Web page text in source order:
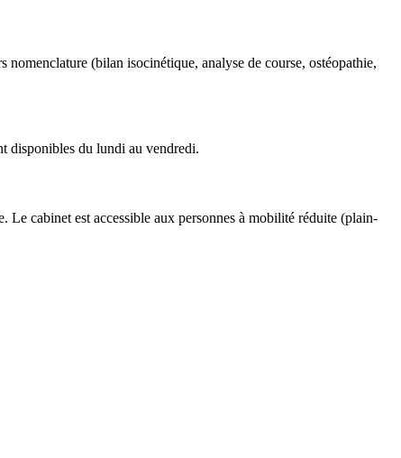
nomenclature (bilan isocinétique, analyse de course, ostéopathie,
disponibles du lundi au vendredi.
Le cabinet est accessible aux personnes à mobilité réduite (plain-